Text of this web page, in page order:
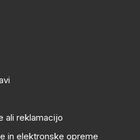
ali reklamacijo
in elektronske opreme